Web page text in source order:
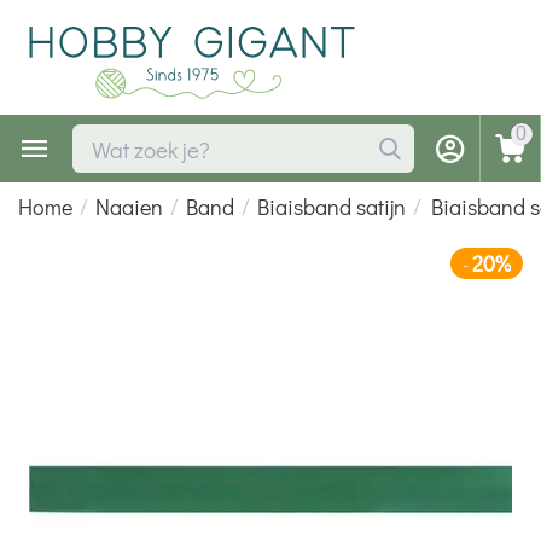
0
Home / Naaien / Band / Biaisband satijn / Biaisband
-20%